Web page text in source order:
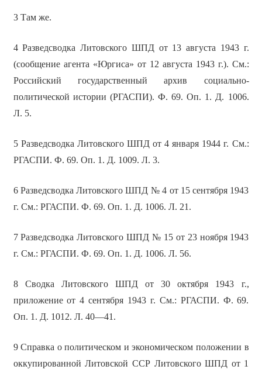
3 Там же.
4 Разведсводка Литовского ШПД от 13 августа 1943 г.
(сообщение агента «Юргиса» от 12 августа 1943 г.). См.:
Российский государственный архив социально-
политической истории (РГАСПИ). Ф. 69. Оп. 1. Д. 1006.
Л. 5.
5 Разведсводка Литовского ШПД от 4 января 1944 г. См.:
РГАСПИ. Ф. 69. Оп. 1. Д. 1009. Л. 3.
6 Разведсводка Литовского ШПД № 4 от 15 сентября 1943
г. См.: РГАСПИ. Ф. 69. Оп. 1. Д. 1006. Л. 21.
7 Разведсводка Литовского ШПД № 15 от 23 ноября 1943
г. См.: РГАСПИ. Ф. 69. Оп. 1. Д. 1006. Л. 56.
8 Сводка Литовского ШПД от 30 октября 1943 г.,
приложение от 4 сентября 1943 г. См.: РГАСПИ. Ф. 69.
Оп. 1. Д. 1012. Л. 40—41.
9 Справка о политическом и экономическом положении в
оккупированной Литовской ССР Литовского ШПД от 1